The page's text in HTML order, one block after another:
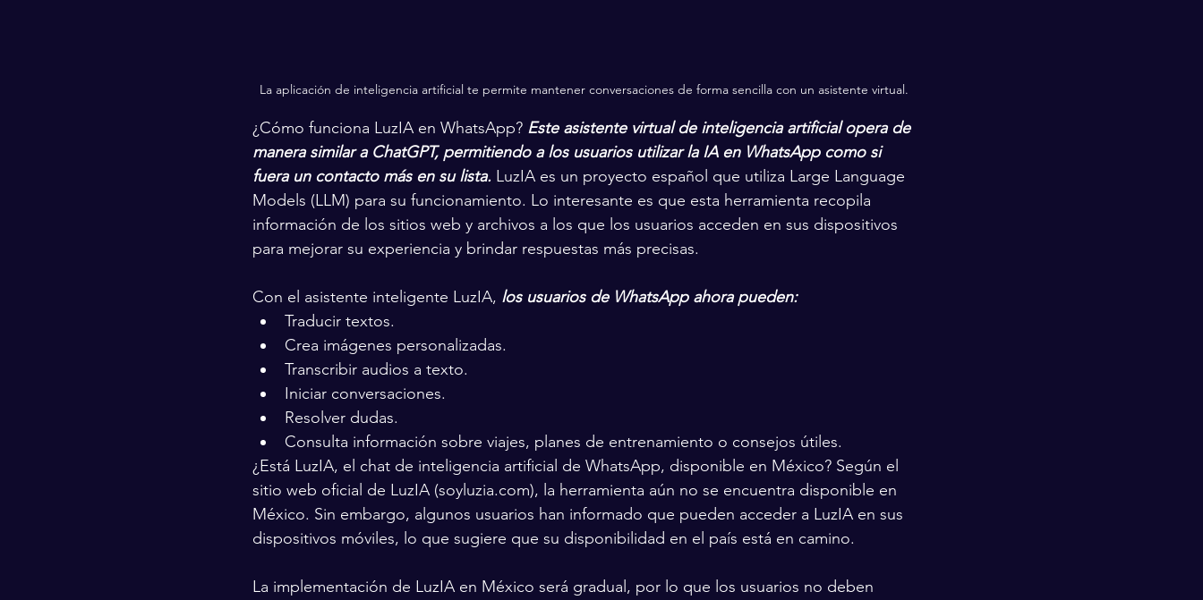
La aplicación de inteligencia artificial te permite mantener conversaciones de forma sencilla con un asistente virtual.
¿Cómo funciona LuzIA en WhatsApp? Este asistente virtual de inteligencia artificial opera de
manera similar a ChatGPT, permitiendo a los usuarios utilizar la IA en WhatsApp como si
fuera un contacto más en su lista. LuzIA es un proyecto español que utiliza Large Language
Models (LLM) para su funcionamiento. Lo interesante es que esta herramienta recopila
información de los sitios web y archivos a los que los usuarios acceden en sus dispositivos
para mejorar su experiencia y brindar respuestas más precisas.
Con el asistente inteligente LuzIA, los usuarios de WhatsApp ahora pueden:
Traducir textos.
Crea imágenes personalizadas.
Transcribir audios a texto.
Iniciar conversaciones.
Resolver dudas.
Consulta información sobre viajes, planes de entrenamiento o consejos útiles.
¿Está LuzIA, el chat de inteligencia artificial de WhatsApp, disponible en México? Según el
sitio web oficial de LuzIA (soyluzia.com), la herramienta aún no se encuentra disponible en
México. Sin embargo, algunos usuarios han informado que pueden acceder a LuzIA en sus
dispositivos móviles, lo que sugiere que su disponibilidad en el país está en camino.
La implementación de LuzIA en México será gradual, por lo que los usuarios no deben